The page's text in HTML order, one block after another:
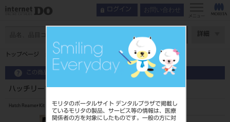
モリタのポータルサイト デンタルプラザで掲載し
ているモリタの製品、サービス等の情報は、医療
関係者の方を対象にしたものです。一般の方に対
ログイン お問い合わせ
メニュー
詳細
トップページ ハッチリーマーエクスプレスキット コンパクト
この商品に関するお問い合わせ
ハッチリーマーエクスプレスキット コンパクト
Hatch Reamer Kit